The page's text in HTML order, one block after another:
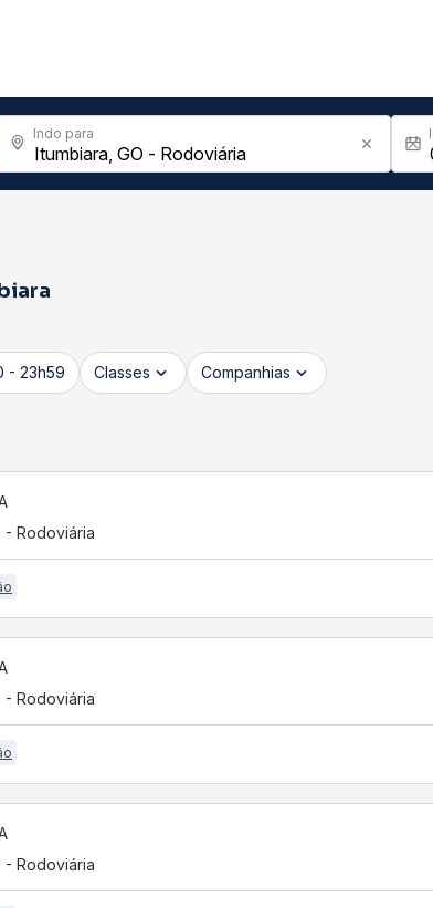
Indo para
- 23h59 Classes Companhias
- Rodoviária
- Rodoviária
- Rodoviária